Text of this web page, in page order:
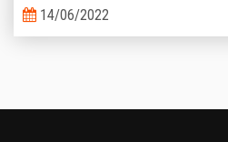
важко когось здивувати, то тепер
стає реальністю.
14/06/2022